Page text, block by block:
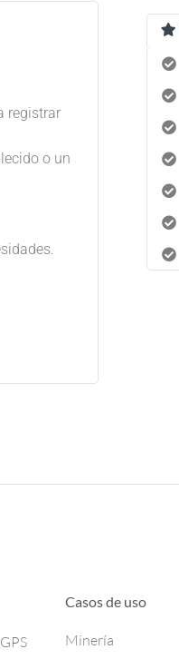
registrar
o un
Casos de uso
Minería